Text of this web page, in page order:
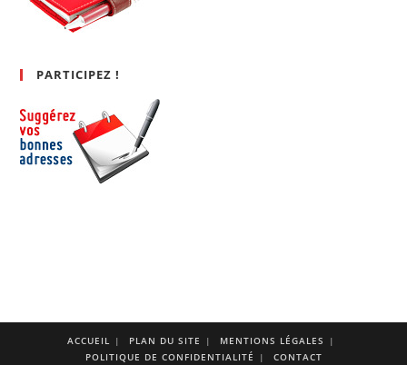
PARTICIPEZ !
ACCUEIL PLAN DU SITE
MENTIONS LÉGALES
POLITIQUE DE CONFIDENTIALITÉ
CONTACT